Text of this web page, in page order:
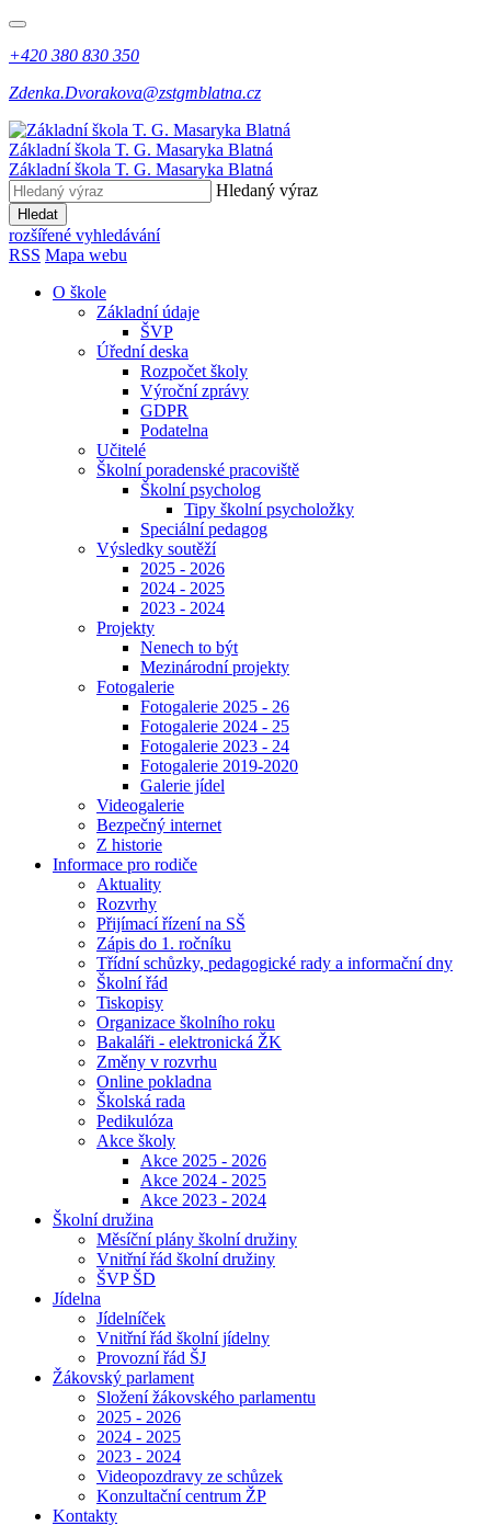
+420 380 830 350
Zdenka.Dvorakova@zstgmblatna.cz
Základní škola T. G. Masaryka Blatná
Základní škola T. G. Masaryka Blatná
Hledaný výraz
Hledat
rozšířené vyhledávání
RSS Mapa webu
O škole
Základní údaje
ŠVP
Úřední deska
Rozpočet školy
Výroční zprávy
GDPR
Podatelna
Učitelé
Školní poradenské pracoviště
Školní psycholog
Tipy školní psycholožky
Speciální pedagog
Výsledky soutěží
2025 - 2026
2024 - 2025
2023 - 2024
Projekty
Nenech to být
Mezinárodní projekty
Fotogalerie
Fotogalerie 2025 - 26
Fotogalerie 2024 - 25
Fotogalerie 2023 - 24
Fotogalerie 2019-2020
Galerie jídel
Videogalerie
Bezpečný internet
Z historie
Informace pro rodiče
Aktuality
Rozvrhy
Přijímací řízení na SŠ
Zápis do 1. ročníku
Třídní schůzky, pedagogické rady a informační dny
Školní řád
Tiskopisy
Organizace školního roku
Bakaláři - elektronická ŽK
Změny v rozvrhu
Online pokladna
Školská rada
Pedikulóza
Akce školy
Akce 2025 - 2026
Akce 2024 - 2025
Akce 2023 - 2024
Školní družina
Měsíční plány školní družiny
Vnitřní řád školní družiny
ŠVP ŠD
Jídelna
Jídelníček
Vnitřní řád školní jídelny
Provozní řád ŠJ
Žákovský parlament
Složení žákovského parlamentu
2025 - 2026
2024 - 2025
2023 - 2024
Videopozdravy ze schůzek
Konzultační centrum ŽP
Kontakty